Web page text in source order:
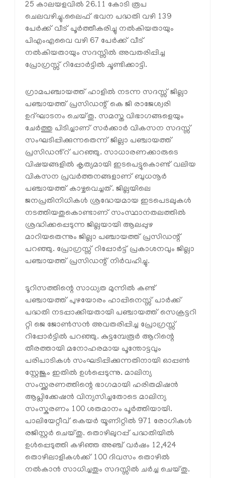
25 കാലയളവിൽ 26.11 കോടി രൂപ
ചെലവഴിച്ചു.ലൈഫ് ഭവന പദ്ധതി വഴി 139
പേർക്ക് വീട് പൂർത്തീകരിച്ചു നൽകിയതായും
പിഎംഎവൈ വഴി 67 പേർക്ക് വീട്
നൽകിയതായും സദസ്സില്‍ അവതരിപ്പിച്ച
പ്രോഗ്രസ്സ് റിപ്പോർട്ടിൽ ചൂണ്ടിക്കാട്ടി.
ഗ്രാമപഞ്ചായത്ത് ഹാളിൽ നടന്ന സദസ്സ് ജില്ലാ
പഞ്ചായത്ത് പ്രസിഡന്റ് കെ ജി രാജേശ്വരി
ഉദ്ഘാടനം ചെയ്തു. സമസ്ത വിഭാഗങ്ങളെയും
ചേർത്തു പിടിച്ചാണ് സർക്കാർ വികസന സദസ്സ്
സംഘടിപ്പിക്കുന്നതെന്ന് ജില്ലാ പഞ്ചായത്ത്
പ്രസിഡൻ്റ് പറഞ്ഞു. സാധാരണക്കാരുടെ
വിഷയങ്ങളിൽ കൃത്യമായി ഇടപെട്ടുകൊണ്ട് വലിയ
വികസന പ്രവർത്തനങ്ങളാണ് ബുധനൂർ
പഞ്ചായത്ത് കാഴ്ചവെച്ചത്. ജില്ലയിലെ
ജനപ്രതിനിധികൾ ശ്രദ്ധേയമായ ഇടപെടലുകൾ
നടത്തിയതുകൊണ്ടാണ് സംസ്ഥാനതലത്തിൽ
ശ്രദ്ധിക്കപ്പെടുന്ന ജില്ലയായി ആലപ്പുഴ
മാറിയതെന്നും ജില്ലാ പഞ്ചായത്ത്‌ പ്രസിഡന്റ്‌
പറഞ്ഞു. പ്രോഗ്രസ്സ് റിപ്പോർട്ട്‌ പ്രകാശനവും ജില്ലാ
പഞ്ചായത്ത്‌ പ്രസിഡന്റ്‌ നിർവഹിച്ചു.
ടൂറിസത്തിന്റെ സാധ്യത മുന്നിൽ കണ്ട്
പഞ്ചായത്ത്‌ പുഴയോരം ഹാപ്പിനെസ്സ് പാർക്ക്
പദ്ധതി നടപ്പാക്കിയതായി പഞ്ചായത്ത് സെക്രട്ടറി
റ്റി ജെ ജോൺസൻ അവതരിപ്പിച്ച പ്രോഗ്രസ്സ്
റിപ്പോർട്ടില്‍ പറഞ്ഞു. കുട്ടമ്പേരൂർ ആറിന്റെ
തീരത്തായി മനോഹരമായ പൂന്തോട്ടവും
പരിപാടികൾ സംഘടിപ്പിക്കുന്നതിനായി ഓപ്പൺ
സ്റ്റേജും ഇതിൽ ഉൾപ്പെടുന്നു. മാലിന്യ
സംസ്ക്കരണത്തിന്റെ ഭാഗമായി ഹരിതമിഷൻ
ആപ്ലിക്കേഷൻ വിന്യസിച്ചതോടെ മാലിന്യ
സംസ്കരണം 100 ശതമാനം പൂർത്തിയായി.
പാലിയേറ്റീവ് കെയർ യൂണിറ്റിൽ 971 രോഗികൾ
രജിസ്റ്റർ ചെയ്തു. തൊഴിലുറപ്പ് പദ്ധതിയിൽ
ഉൾപ്പെടുത്തി കഴിഞ്ഞ അഞ്ച് വർഷം 12,424
തൊഴിലാളികൾക്ക് 100 ദിവസം തൊഴിൽ
നൽകാൻ സാധിച്ചതും സദസ്സിൽ ചർച്ച ചെയ്തു.